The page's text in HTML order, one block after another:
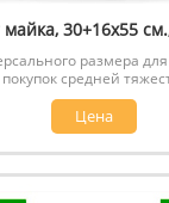
майка, 30+16х55
размера
покупок средней
Цена